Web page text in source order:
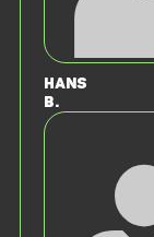
Hans
B.